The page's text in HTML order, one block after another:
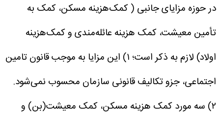
در حوزه مزایای جانبی ( کمک‌هزینه مسکن، کمک به
تأمین معیشت، کمک هزینه عائله‌مندی و کمک‌هزینه
اولاد) لازم به ذکر است؛ ۱) این مزایا به موجب قانون تامین
اجتماعی، جزو تکالیف قانونی سازمان محسوب نمی‌شود.
۲) سه مورد کمک هزینه مسکن، کمک معیشت(بن) و